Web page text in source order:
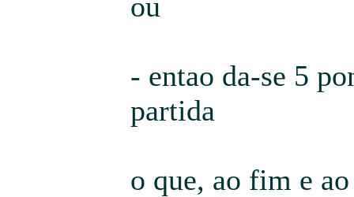
- entao da-se 5
partida
o que, ao fim e